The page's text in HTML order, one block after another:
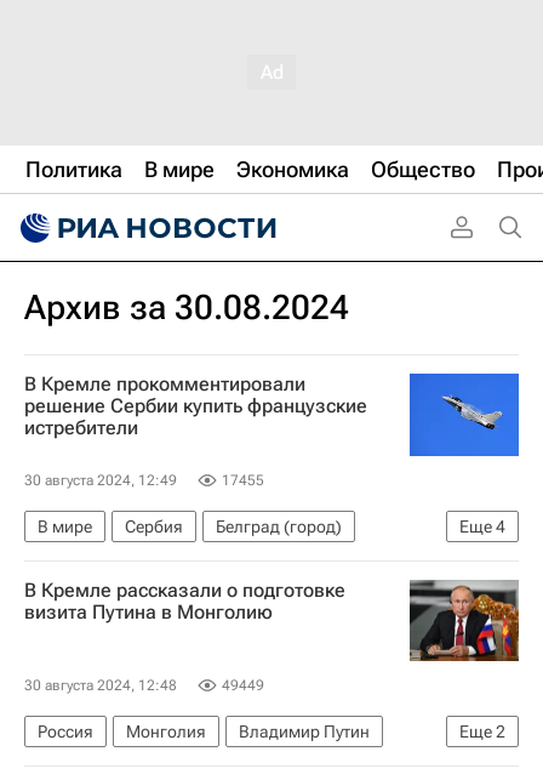
Политика В мире Экономика Общество
Архив за 30.08.2024
В Кремле прокомментировали
решение Сербии купить французские
истребители
30 августа 2024, 12:49 17455
Еще4
В мире Сербия
Белград (город)
Россия
Дмитрий Песков
Александр Вучич
Rafale
В Кремле рассказали о подготовке
визита Путина в Монголию
30 августа 2024, 12:48 49449
Еще2
Россия Монголия
Владимир Путин
Дмитрий Песков